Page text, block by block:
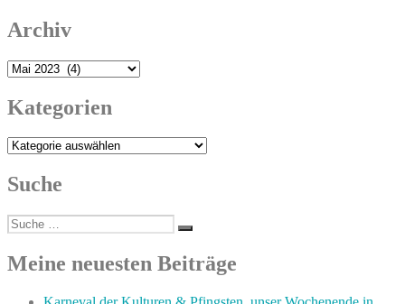
Archiv
Archiv
Kategorien
Kategorien
Suche
Suche
nach:
Suchen
Meine neuesten Beiträge